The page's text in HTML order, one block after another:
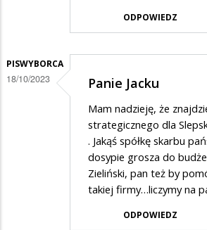
ODPOWIEDZ
PISWYBORCA
18/10/2023 Panie Jacku
Mam nadzieję, że
strategicznego dla
. Jakąś spółkę skarbu
dosypie grosza do
Zieliński, pan też by
takiej firmy…liczymy na
ODPOWIEDZ